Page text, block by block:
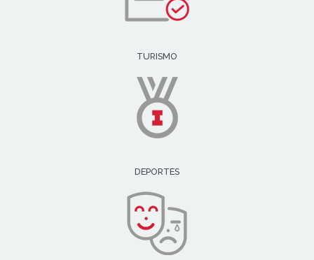
TURISMO
DEPORTES